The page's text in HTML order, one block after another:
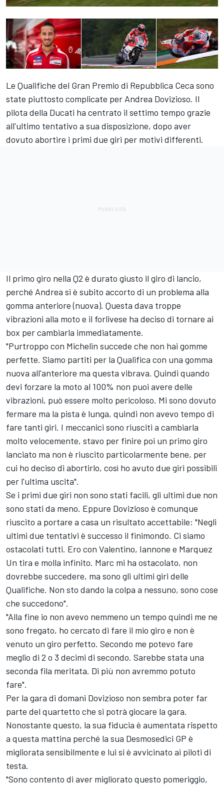
Le Qualifiche del Gran Premio di Repubblica Ceca sono
state piuttosto complicate per Andrea Dovizioso. Il
pilota della Ducati ha centrato il settimo tempo grazie
all'ultimo tentativo a sua disposizione, dopo aver
dovuto abortire i primi due giri per motivi differenti.
Il primo giro nella Q2 è durato giusto il giro di lancio,
perché Andrea si è subito accorto di un problema alla
gomma anteriore (nuova). Questa dava troppe
vibrazioni alla moto e il forlivese ha deciso di tornare ai
box per cambiarla immediatamente.
"Purtroppo con Michelin succede che non hai gomme
perfette. Siamo partiti per la Qualifica con una gomma
nuova all'anteriore ma questa vibrava. Quindi quando
devi forzare la moto al 100% non puoi avere delle
vibrazioni, può essere molto pericoloso. Mi sono dovuto
fermare ma la pista è lunga, quindi non avevo tempo di
fare tanti giri. I meccanici sono riusciti a cambiarla
molto velocemente, stavo per finire poi un primo giro
lanciato ma non è riuscito particolarmente bene, per
cui ho deciso di abortirlo, così ho avuto due giri possibili
per l'ultima uscita".
Se i primi due giri non sono stati facili, gli ultimi due non
sono stati da meno. Eppure Dovizioso è comunque
riuscito a portare a casa un risultato accettabile: "Negli
ultimi due tentativi è successo il finimondo. Ci siamo
ostacolati tutti. Ero con Valentino, Iannone e Marquez
Un tira e molla infinito. Marc mi ha ostacolato, non
dovrebbe succedere, ma sono gli ultimi giri delle
Qualifiche. Non sto dando la colpa a nessuno, sono cose
che succedono".
"Alla fine io non avevo nemmeno un tempo quindi me ne
sono fregato, ho cercato di fare il mio giro e non è
venuto un giro perfetto. Secondo me potevo fare
meglio di 2 o 3 decimi di secondo. Sarebbe stata una
seconda fila meritata. Di più non avremmo potuto
fare".
Per la gara di domani Dovizioso non sembra poter far
parte del quartetto che si potrà giocare la gara.
Nonostante questo, la sua fiducia è aumentata rispetto
a questa mattina perché la sua Desmosedici GP è
migliorata sensibilmente e lui si è avvicinato ai piloti di
testa.
"Sono contento di aver migliorato questo pomeriggio,